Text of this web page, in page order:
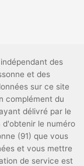
des
et des
sur ce site
complément du
délivré par le
d'obtenir le numéro
(91) que vous
et vous mettre
de service est